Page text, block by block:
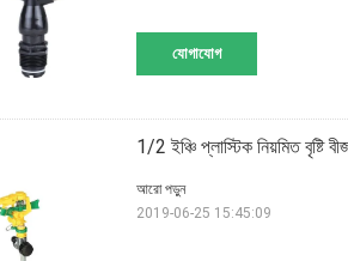
যোগাযোগ
1/2 ইঞ্চি প্লাস্টিক নিয়মিত বৃষ্টি
আরো পড়ুন
2019-06-25 15:45:09